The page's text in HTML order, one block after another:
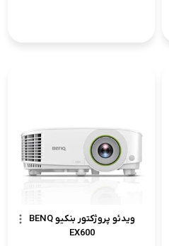
ویدئو پروژکتور بنکیو BENQ
EX600